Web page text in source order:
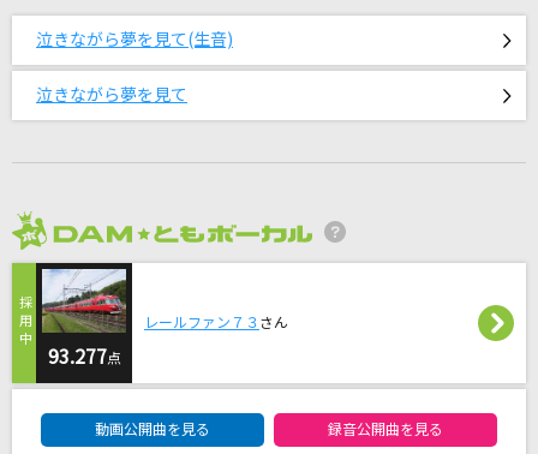
上洋平)、HiMERU(CV.笠間淳)、桜河こはく(CV.海渡翼)、椎名ニキ(CV.山口
[生音]真夏の果実
M八七(ビデオクリップバージョン)
米津玄師
光の街
back number
[生音]君の好きなとこ
泣きながら夢を見て(生音)
泣きながら夢を見て
93.277点
レールファン７３ さん
動画公開曲を見る 録音公開曲を見る